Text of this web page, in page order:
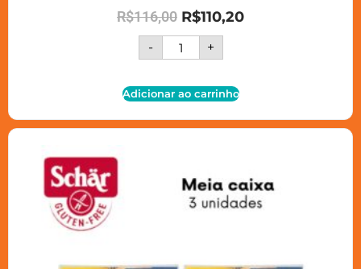
R$116,00 R$110,20
- +
Adicionar ao carrinho